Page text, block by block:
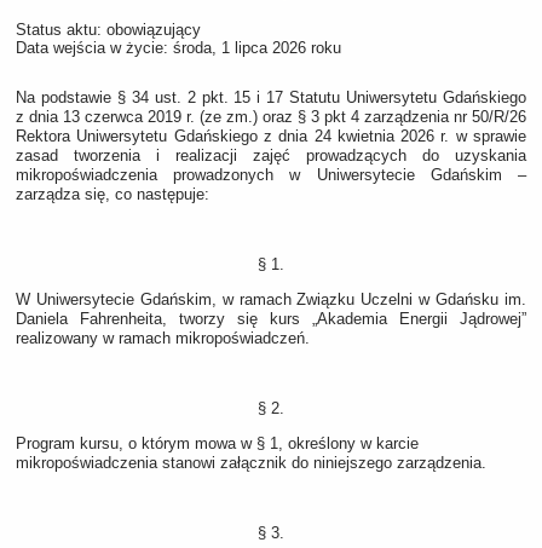
Status aktu: obowiązujący
Data wejścia w życie: środa, 1 lipca 2026 roku
Na podstawie § 34 ust. 2 pkt. 15 i 17 Statutu Uniwersytetu Gdańskiego
z dnia 13 czerwca 2019 r. (ze zm.) oraz § 3 pkt 4 zarządzenia nr 50/R/26
Rektora Uniwersytetu Gdańskiego z dnia 24 kwietnia 2026 r. w sprawie
zasad tworzenia i realizacji zajęć prowadzących do uzyskania
mikropoświadczenia prowadzonych w Uniwersytecie Gdańskim –
zarządza się, co następuje:
§ 1.
W Uniwersytecie Gdańskim, w ramach Związku Uczelni w Gdańsku im.
Daniela Fahrenheita, tworzy się kurs „Akademia Energii Jądrowej”
realizowany w ramach mikropoświadczeń.
§ 2.
Program kursu, o którym mowa w § 1, określony w karcie
mikropoświadczenia stanowi załącznik do niniejszego zarządzenia.
§ 3.